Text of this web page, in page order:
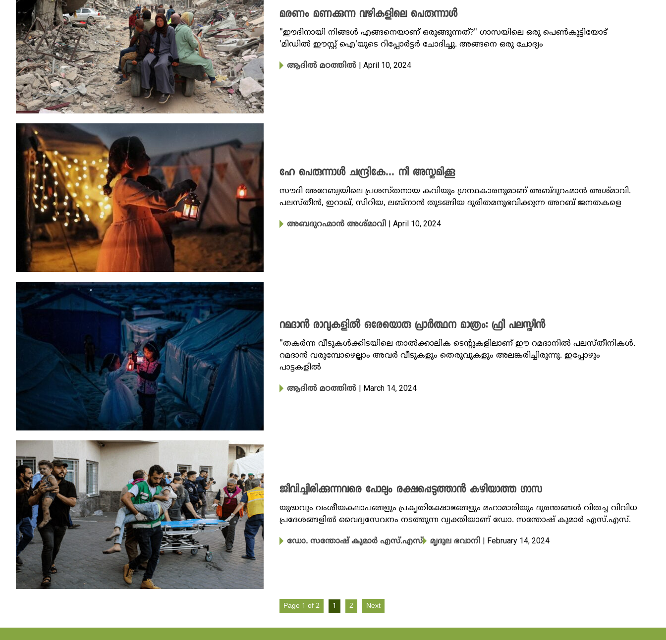
മരണം മണക്കുന്ന വഴികളിലെ പെരുന്നാൾ
"ഈദിനായി നിങ്ങൾ എങ്ങനെയാണ് ഒരുങ്ങുന്നത്?" ഗാസയിലെ ഒരു പെൺകുട്ടിയോട്
'മിഡിൽ ഈസ്റ്റ് ഐ'യുടെ റിപ്പോർട്ടർ ചോദിച്ചു. അങ്ങനെ ഒരു ചോദ്യം
ആദിൽ മഠത്തിൽ | April 10, 2024
ഹേ പെരുന്നാൾ ചന്ദ്രികേ… നീ അസ്തമിക്കൂ
സൗദി അറേബ്യയിലെ പ്രശസ്തനായ കവിയും ഗ്രന്ഥകാരനുമാണ് അബ്ദുറഹ്മാൻ അശ്മാവി.
പലസ്തീൻ, ഇറാഖ്, സിറിയ, ലബ്നാൻ തുടങ്ങിയ ദുരിതമനുഭവിക്കുന്ന അറബ് ജനതകളെ
അബദുറഹ്മാൻ അശ്മാവി | April 10, 2024
റമദാൻ രാവുകളിൽ ഒരേയൊരു പ്രാർത്ഥന മാത്രം: ഫ്രീ പലസ്തീൻ
"തകർന്ന വീടുകൾക്കിടയിലെ താൽക്കാലിക ടെന്റുകളിലാണ് ഈ റമദാനിൽ പലസ്തീനികൾ.
റമദാൻ വരുമ്പോഴെല്ലാം അവർ വീടുകളും തെരുവുകളും അലങ്കരിച്ചിരുന്നു. ഇപ്പോഴും
പാട്ടകളിൽ
ആദിൽ മഠത്തിൽ | March 14, 2024
ജീവിച്ചിരിക്കുന്നവരെ പോലും രക്ഷപ്പെടുത്താൻ കഴിയാത്ത ​ഗാസ
യുദ്ധവും വംശീയകലാപങ്ങളും പ്രകൃതിക്ഷോഭങ്ങളും മഹാമാരിയും ദുരന്തങ്ങൾ വിതച്ച വിവിധ
പ്രദേശങ്ങളിൽ വൈദ്യസേവനം നടത്തുന്ന വ്യക്തിയാണ് ഡോ. സന്തോഷ് കുമാര്‍ എസ്.എസ്.
ഡോ. സന്തോഷ് കുമാര്‍ എസ്.എസ് മൃദുല ഭവാനി | February 14, 2024
Page 1 of 2 1 2 Next